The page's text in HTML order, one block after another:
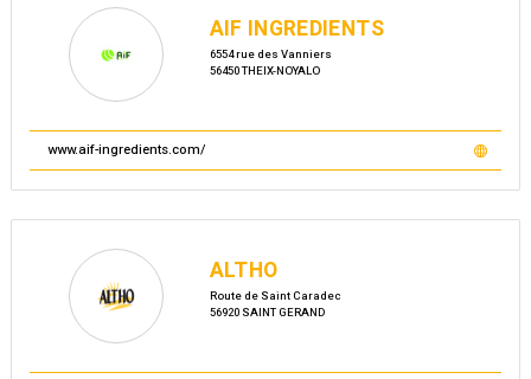
AIF INGREDIENTS
6554 rue des Vanniers
56450 THEIX-NOYALO
www.aif-ingredients.com/
ALTHO
Route de Saint Caradec
56920 SAINT GERAND